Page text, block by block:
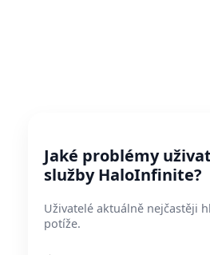
Jaké problémy
služby HaloInfinite?
Uživatelé aktuálně nejčastěji
potíže.